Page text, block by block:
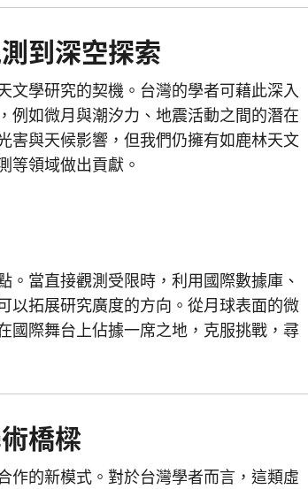
到深空探索
文學研究的契機。台灣的學者可藉此深入
例如微月與潮汐力、地震活動之間的潛在
害與天候影響，但我們仍擁有如鹿林天文
等領域做出貢獻。
當直接觀測受限時，利用國際數據庫、
以拓展研究廣度的方向。從月球表面的微
國際舞台上佔據一席之地，克服挑戰，尋
橋樑
作的新模式。對於台灣學者而言，這類虛